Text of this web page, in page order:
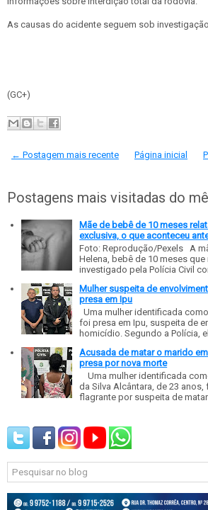
As causas do acidente seguem sob
(GC+)
← Postagem mais recente Página inicial
Postagens mais visitadas do
Mãe de bebê de 10 meses
exclusiva, o que aconteceu
Foto: Reprodução/Pexels A
Helena, bebê de 10 meses
investigado pela Polícia Civil
Mulher suspeita de
presa em Ipu
Uma mulher identificada
foi presa em Ipu, suspeita de
homicídio. Segundo a Polícia,
Acusada de matar o marido
presa por nova morte
Uma mulher identificada
da Silva Alcântara, de 23 anos,
flagrante por suspeita de matar